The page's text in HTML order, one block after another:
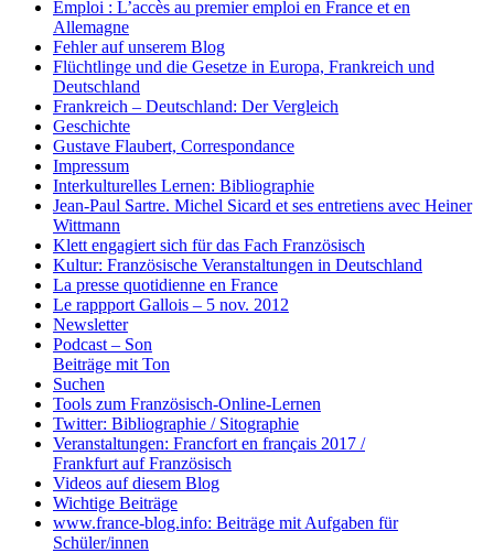
Emploi : L’accès au premier emploi en France et en
Allemagne
Fehler auf unserem Blog
Flüchtlinge und die Gesetze in Europa, Frankreich und
Deutschland
Frankreich – Deutschland: Der Vergleich
Geschichte
Gustave Flaubert, Correspondance
Impressum
Interkulturelles Lernen: Bibliographie
Jean-Paul Sartre. Michel Sicard et ses entretiens avec Heiner
Wittmann
Klett engagiert sich für das Fach Französisch
Kultur: Französische Veranstaltungen in Deutschland
La presse quotidienne en France
Le rappport Gallois – 5 nov. 2012
Newsletter
Podcast – Son
Beiträge mit Ton
Suchen
Tools zum Französisch-Online-Lernen
Twitter: Bibliographie / Sitographie
Veranstaltungen: Francfort en français 2017 /
Frankfurt auf Französisch
Videos auf diesem Blog
Wichtige Beiträge
www.france-blog.info: Beiträge mit Aufgaben für
Schüler/innen